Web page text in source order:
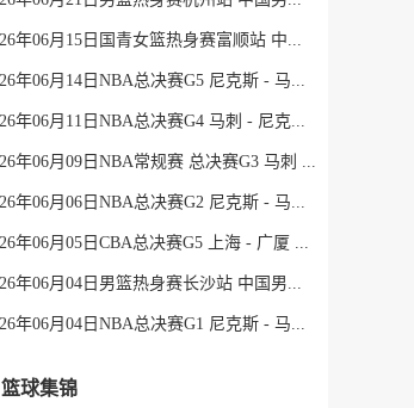
2026年06月15日国青女篮热身赛富顺站 中国U17女篮 - 伏伊伏丁那女篮 全场录像
2026年06月14日NBA总决赛G5 尼克斯 - 马刺 全场录像
2026年06月11日NBA总决赛G4 马刺 - 尼克斯 全场录像
2026年06月09日NBA常规赛 总决赛G3 马刺 - 尼克斯 全场录像
2026年06月06日NBA总决赛G2 尼克斯 - 马刺 全场录像
2026年06月05日CBA总决赛G5 上海 - 广厦 全场录像
2026年06月04日男篮热身赛长沙站 中国男篮 - FMP拉德尼基 全场录像
2026年06月04日NBA总决赛G1 尼克斯 - 马刺 全场录像
篮球集锦